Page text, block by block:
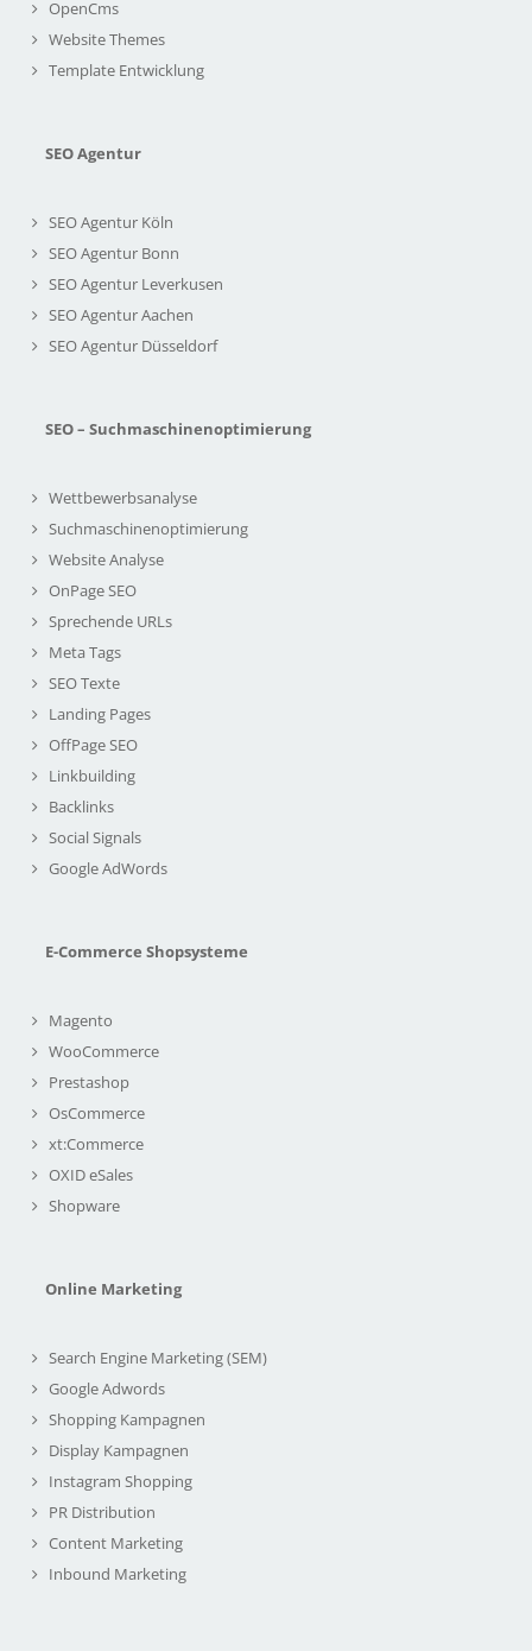
OpenCms
Website Themes
Template Entwicklung
SEO Agentur
SEO Agentur Köln
SEO Agentur Bonn
SEO Agentur Leverkusen
SEO Agentur Aachen
SEO Agentur Düsseldorf
SEO – Suchmaschinenoptimierung
Wettbewerbsanalyse
Suchmaschinenoptimierung
Website Analyse
OnPage SEO
Sprechende URLs
Meta Tags
SEO Texte
Landing Pages
OffPage SEO
Linkbuilding
Backlinks
Social Signals
Google AdWords
E-Commerce Shopsysteme
Magento
WooCommerce
Prestashop
OsCommerce
xt:Commerce
OXID eSales
Shopware
Online Marketing
Search Engine Marketing (SEM)
Google Adwords
Shopping Kampagnen
Display Kampagnen
Instagram Shopping
PR Distribution
Content Marketing
Inbound Marketing